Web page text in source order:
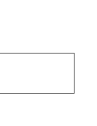
Росес).